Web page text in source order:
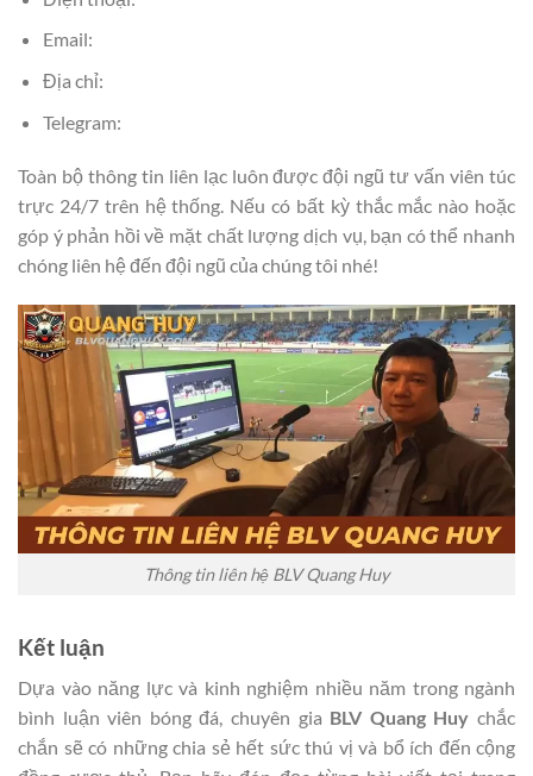
Email:
Địa chỉ:
Telegram:
Toàn bộ thông tin liên lạc luôn được đội ngũ tư vấn viên túc
trực 24/7 trên hệ thống. Nếu có bất kỳ thắc mắc nào hoặc
góp ý phản hồi về mặt chất lượng dịch vụ, bạn có thể nhanh
chóng liên hệ đến đội ngũ của chúng tôi nhé!
Thông tin liên hệ BLV Quang Huy
Kết luận
Dựa vào năng lực và kinh nghiệm nhiều năm trong ngành
bình luận viên bóng đá, chuyên gia BLV Quang Huy chắc
chắn sẽ có những chia sẻ hết sức thú vị và bổ ích đến cộng